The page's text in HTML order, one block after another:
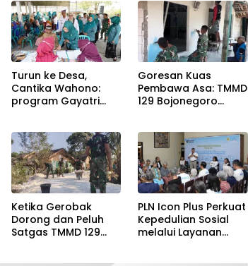
Kesehatan
Reproduksi di
Kesongo
Dunia’ Anak-Anak
Kesongo
Turun ke Desa,
Cantika Wahono:
program Gayatri
Ketahanan Pangan
Keluarga
Goresan Kuas
Pembawa Asa: TMMD
129 Bojonegoro
Samijan
Ketika Gerobak
Dorong dan Peluh
Satgas TMMD 129
PLN Icon Plus Perkuat
Kepedulian Sosial
melalui Layanan